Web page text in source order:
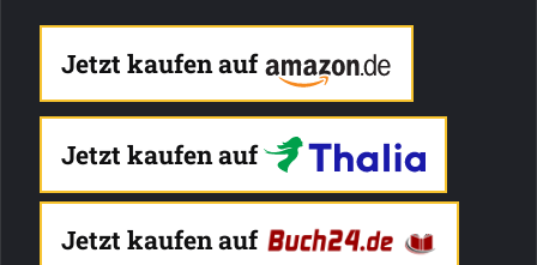
Jetzt kaufen auf
Jetzt kaufen auf
Jetzt kaufen auf